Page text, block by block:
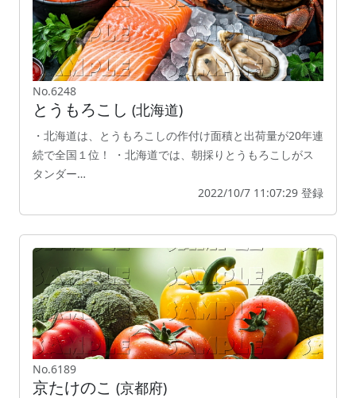
No.6248
とうもろこし (北海道)
・北海道は、とうもろこしの作付け面積と出荷量が20年連
続で全国１位！ ・北海道では、朝採りとうもろこしがス
タンダー…
2022/10/7 11:07:29 登録
No.6189
京たけのこ (京都府)